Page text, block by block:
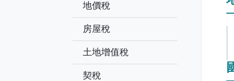
地價稅
房屋稅
土地增值稅
契稅